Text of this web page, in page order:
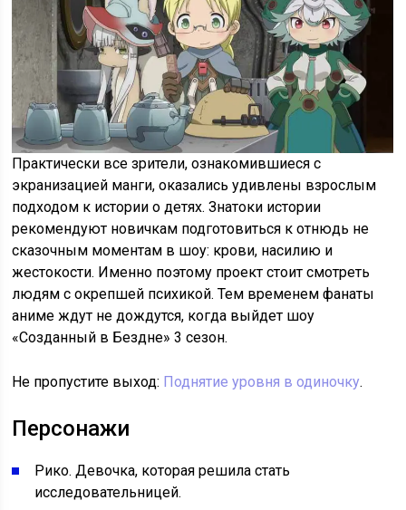
Практически все зрители, ознакомившиеся с
экранизацией манги, оказались удивлены взрослым
подходом к истории о детях. Знатоки истории
рекомендуют новичкам подготовиться к отнюдь не
сказочным моментам в шоу: крови, насилию и
жестокости. Именно поэтому проект стоит смотреть
людям с окрепшей психикой. Тем временем фанаты
аниме ждут не дождутся, когда выйдет шоу
«Созданный в Бездне» 3 сезон.
Не пропустите выход: Поднятие уровня в одиночку.
Персонажи
Рико. Девочка, которая решила стать
исследовательницей.